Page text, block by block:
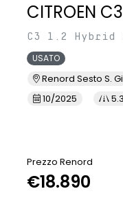
CITROEN C3
C3 1.2 Hybrid
USATO
Renord Sesto S.
10/2025
Prezzo Renord
€18.890